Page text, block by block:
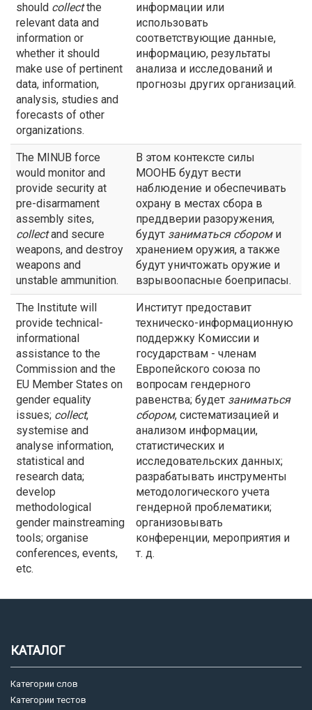
should collectthe
relevant data and
information or
whether it should
make use of pertinent
data, information,
analysis, studies and
forecasts of other
organizations.
информации или
использовать
соответствующие данные,
информацию, результаты
анализа и исследований и
прогнозы других организаций.
The MINUB force
would monitor and
provide security at
pre-disarmament
assembly sites,
collectand secure
weapons, and destroy
weapons and
unstable ammunition.
В этом контексте силы
МООНБ будут вести
наблюдение и обеспечивать
охрану в местах сбора в
преддверии разоружения,
будут заниматься сбороми
хранением оружия, а также
будут уничтожать оружие и
взрывоопасные боеприпасы.
The Institute will
provide technical-
informational
assistance to the
Commission and the
EU Member States on
gender equality
issues; collect,
systemise and
analyse information,
statistical and
research data;
develop
methodological
gender mainstreaming
tools; organise
conferences, events,
etc.
Институт предоставит
техническо-информационную
поддержку Комиссии и
государствам - членам
Европейского союза по
вопросам гендерного
равенства; будет заниматься
сбором, систематизацией и
анализом информации,
статистических и
исследовательских данных;
разрабатывать инструменты
методологического учета
гендерной проблематики;
организовывать
конференции, мероприятия и
т. д.
КАТАЛОГ
Категории слов
Категории тестов